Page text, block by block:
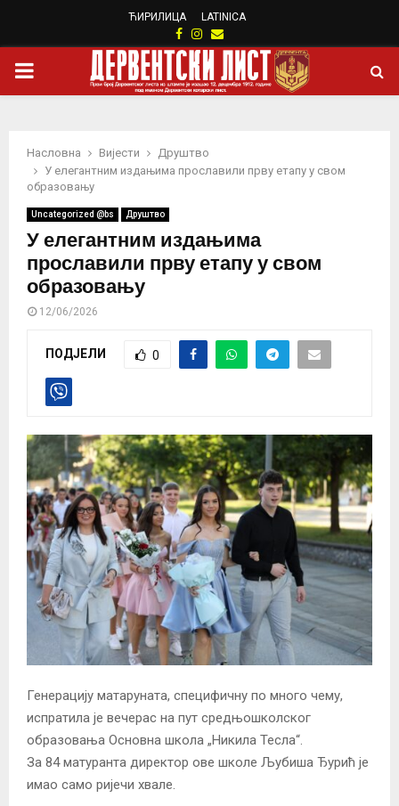
ЋИРИЛИЦА LATINICA
Facebook
Instagram
Email
PRIMARY
Насловна Вијести
Друштво
У елегантним издањима прославили прву етапу у свом
образовању
Uncategorized @bs Друштво
У елегантним издањима
прославили прву етапу у свом
образовању
12/06/2026
ПОДЈЕЛИ 0
Генерацију матаруната, специфичну по много чему,
испратила је вечерас на пут средњошколског
образовања Основна школа „Никила Тесла“.
За 84 матуранта директор ове школе Љубиша Ђурић је
имао само ријечи хвале.